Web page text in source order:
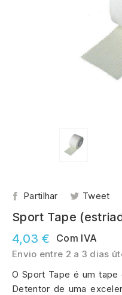
Partilhar Tweet
Sport Tape
4,03 €
Com IVA
Envio entre 2 a 3 dias
O Sport Tape é um tape
Detentor de uma